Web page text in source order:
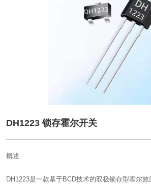
DH1223 锁存霍尔开关
概述
DH1223是一款基于BCD技术的双极锁存型霍尔